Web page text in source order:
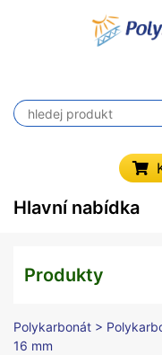
Hlavní nabídka
Produkty
Polykarbonát >
16 mm